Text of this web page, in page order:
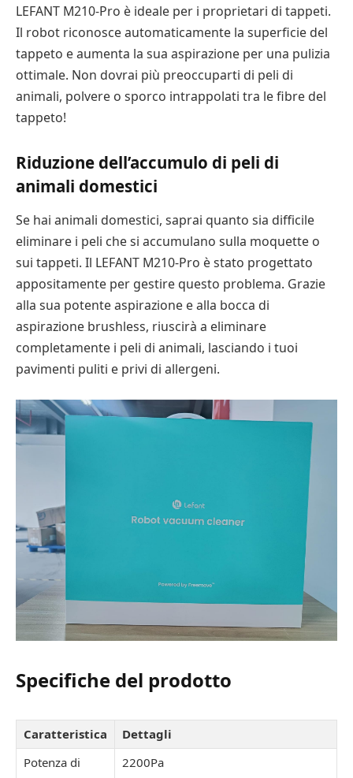
LEFANT M210-Pro è ideale per i proprietari di tappeti.
Il robot riconosce automaticamente la superficie del
tappeto e aumenta la sua aspirazione per una pulizia
ottimale. Non dovrai più preoccuparti di peli di
animali, polvere o sporco intrappolati tra le fibre del
tappeto!
Riduzione dell’accumulo di peli di
animali domestici
Se hai animali domestici, saprai quanto sia difficile
eliminare i peli che si accumulano sulla moquette o
sui tappeti. Il LEFANT M210-Pro è stato progettato
appositamente per gestire questo problema. Grazie
alla sua potente aspirazione e alla bocca di
aspirazione brushless, riuscirà a eliminare
completamente i peli di animali, lasciando i tuoi
pavimenti puliti e privi di allergeni.
Specifiche del prodotto
Caratteristica
Dettagli
Potenza di
2200Pa